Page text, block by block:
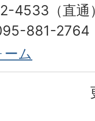
4533（直通
881-2764
ム